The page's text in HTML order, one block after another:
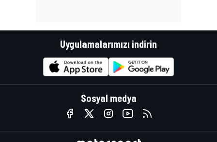
Uygulamalarımızı indirin
Sosyal medya